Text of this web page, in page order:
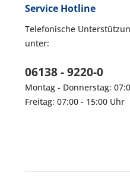
Service Hotline
Telefonische
unter:
06138 - 9220-0
Montag - Donnerstag:
Freitag: 07:00 - 15:00 Uhr